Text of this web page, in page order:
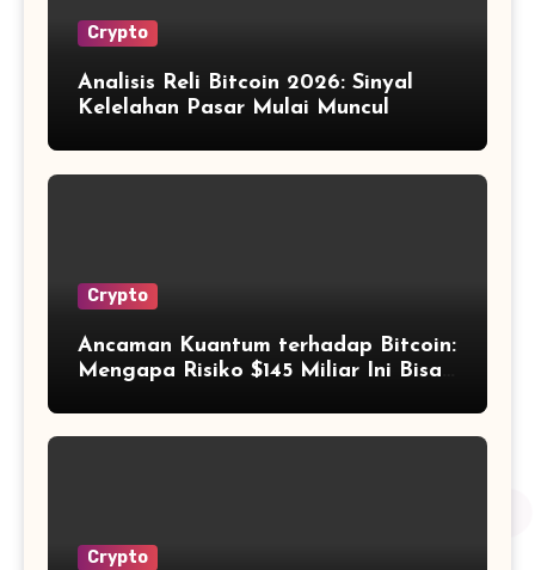
Crypto
Analisis Reli Bitcoin 2026: Sinyal
Kelelahan Pasar Mulai Muncul
Crypto
Ancaman Kuantum terhadap Bitcoin:
Mengapa Risiko $145 Miliar Ini Bisa
Crypto